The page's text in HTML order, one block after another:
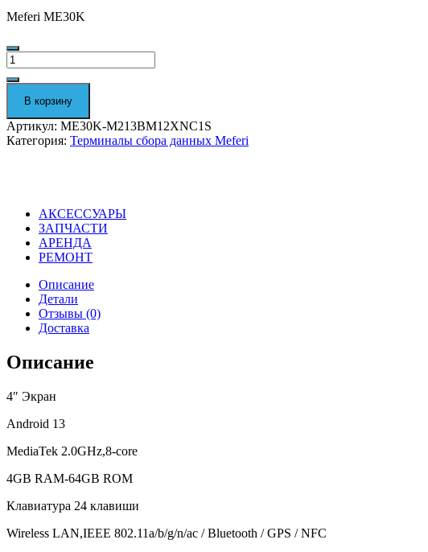
Meferi ME30K
Количество
Терминал
сбора
данных
Meferi
ME30K-
M213BM12XNC1S
В корзину
Артикул: ME30K-M213BM12XNC1S
Категория: Терминалы сбора данных Meferi
АКСЕССУАРЫ
ЗАПЧАСТИ
АРЕНДА
РЕМОНТ
Описание
Детали
Отзывы (0)
Доставка
Описание
4″ Экран
Android 13
MediaTek 2.0GHz,8-core
4GB RAM-64GB ROM
Клавиатура 24 клавиши
Wireless LAN,IEEE 802.11a/b/g/n/ac / Bluetooth / GPS / NFC